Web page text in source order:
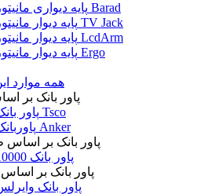
پایه دیواری مانیتور Barad
پایه دیوار مانیتور TV Jack
پایه دیوار مانیتور LcdArm
پایه دیوار مانیتور Ergo
همه موارد
پاور بانک بر
پاور بانک Tsco
پاوربانک Anker
پاور بانک بر
پاور بانک 10000
پاور بانک بر
پاور بانک